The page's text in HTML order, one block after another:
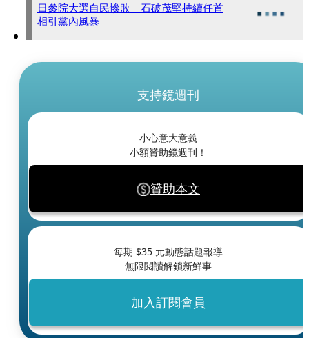
日參院大選自民慘敗 石破茂堅持續任首
相引黨內風暴
支持鏡週刊
小心意大意義
小額贊助鏡週刊！
贊助本文
每期 $35 元動態話題報導
無限閱讀解鎖新鮮事
加入訂閱會員